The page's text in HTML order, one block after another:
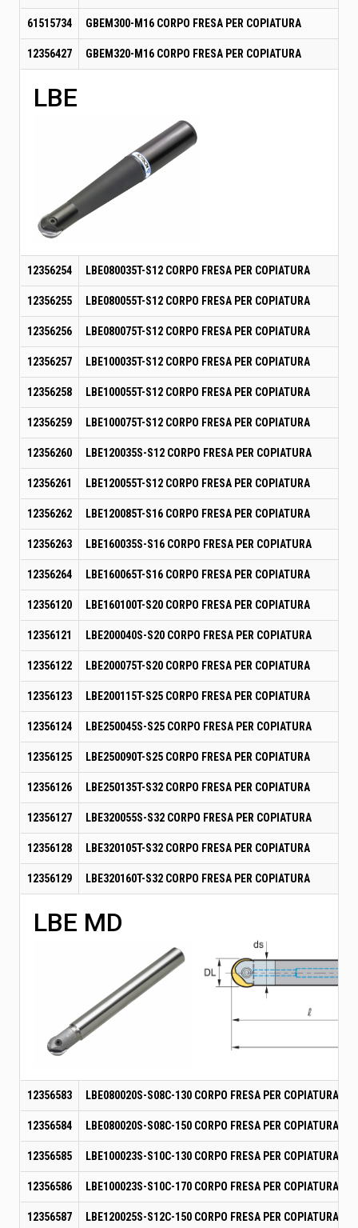
61515734 GBEM300-M16 CORPO FRESA PER COPIATURA
12356427 GBEM320-M16 CORPO FRESA PER COPIATURA
LBE
12356254 LBE080035T-S12 CORPO FRESA PER COPIATURA
12356255 LBE080055T-S12 CORPO FRESA PER COPIATURA
12356256 LBE080075T-S12 CORPO FRESA PER COPIATURA
12356257 LBE100035T-S12 CORPO FRESA PER COPIATURA
12356258 LBE100055T-S12 CORPO FRESA PER COPIATURA
12356259 LBE100075T-S12 CORPO FRESA PER COPIATURA
12356260 LBE120035S-S12 CORPO FRESA PER COPIATURA
12356261 LBE120055T-S12 CORPO FRESA PER COPIATURA
12356262 LBE120085T-S16 CORPO FRESA PER COPIATURA
12356263 LBE160035S-S16 CORPO FRESA PER COPIATURA
12356264 LBE160065T-S16 CORPO FRESA PER COPIATURA
12356120 LBE160100T-S20 CORPO FRESA PER COPIATURA
12356121 LBE200040S-S20 CORPO FRESA PER COPIATURA
12356122 LBE200075T-S20 CORPO FRESA PER COPIATURA
12356123 LBE200115T-S25 CORPO FRESA PER COPIATURA
12356124 LBE250045S-S25 CORPO FRESA PER COPIATURA
12356125 LBE250090T-S25 CORPO FRESA PER COPIATURA
12356126 LBE250135T-S32 CORPO FRESA PER COPIATURA
12356127 LBE320055S-S32 CORPO FRESA PER COPIATURA
12356128 LBE320105T-S32 CORPO FRESA PER COPIATURA
12356129 LBE320160T-S32 CORPO FRESA PER COPIATURA
LBE MD
12356583 LBE080020S-S08C-130 CORPO FRESA PER COPIATURA
12356584 LBE080020S-S08C-150 CORPO FRESA PER COPIATURA
12356585 LBE100023S-S10C-130 CORPO FRESA PER COPIATURA
12356586 LBE100023S-S10C-170 CORPO FRESA PER COPIATURA
12356587 LBE120025S-S12C-150 CORPO FRESA PER COPIATURA